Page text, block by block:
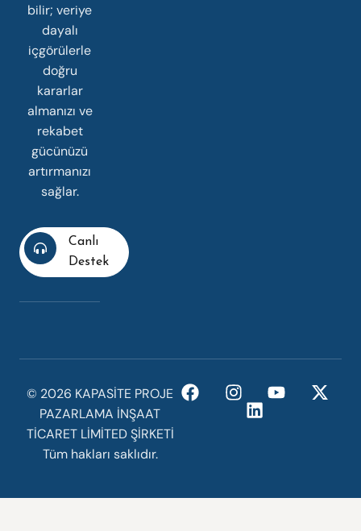
bilir; veriye
dayalı
içgörülerle
doğru
kararlar
almanızı ve
rekabet
gücünüzü
artırmanızı
sağlar.
Canlı
Destek
©️ 2026 KAPASİTE PROJE
PAZARLAMA İNŞAAT
TİCARET LİMİTED ŞİRKETİ
Tüm hakları saklıdır.